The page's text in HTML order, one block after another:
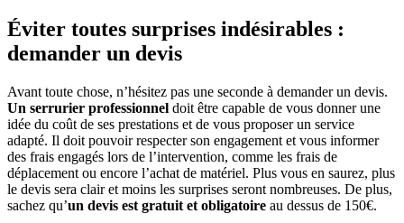
Éviter toutes surprises indésirables :
demander un devis
Avant toute chose, n’hésitez pas une seconde à demander un devis.
Un serrurier professionnel doit être capable de vous donner une
idée du coût de ses prestations et de vous proposer un service
adapté. Il doit pouvoir respecter son engagement et vous informer
des frais engagés lors de l’intervention, comme les frais de
déplacement ou encore l’achat de matériel. Plus vous en saurez, plus
le devis sera clair et moins les surprises seront nombreuses. De plus,
sachez qu’un devis est gratuit et obligatoire au dessus de 150€.